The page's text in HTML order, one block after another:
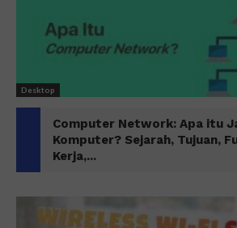
Desktop
Computer Network: Apa itu
Komputer? Sejarah, Tujuan,
Kerja,...